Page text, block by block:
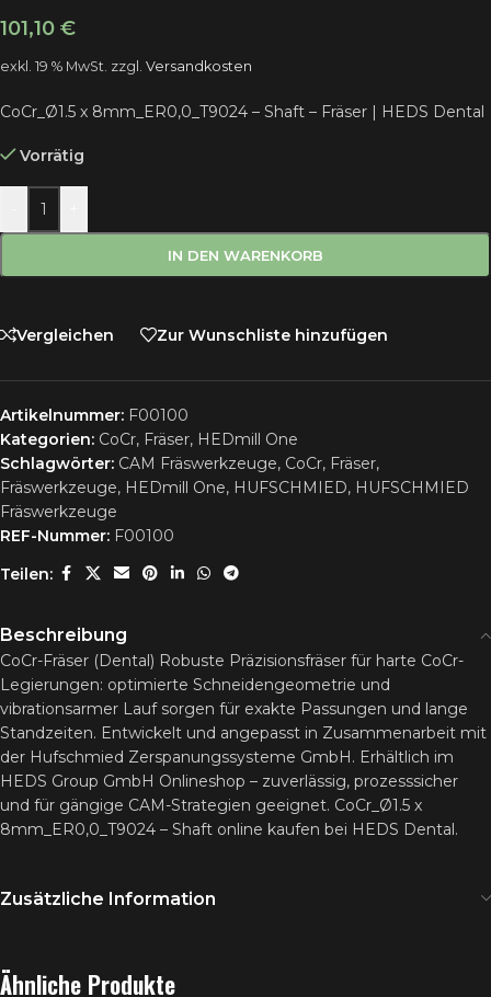
101,10 €
exkl. 19 % MwSt. zzgl. Versandkosten
CoCr_Ø1.5 x 8mm_ER0,0_T9024 – Shaft – Fräser | HEDS Dental
Vorrätig
IN DEN WARENKORB
Vergleichen Zur Wunschliste hinzufügen
Artikelnummer: F00100
Kategorien: CoCr, Fräser, HEDmill One
Schlagwörter: CAM Fräswerkzeuge, CoCr, Fräser,
Fräswerkzeuge, HEDmill One, HUFSCHMIED, HUFSCHMIED
Fräswerkzeuge
REF-Nummer: F00100
Teilen:
Beschreibung
CoCr-Fräser (Dental) Robuste Präzisionsfräser für harte CoCr-
Legierungen: optimierte Schneidengeometrie und
vibrationsarmer Lauf sorgen für exakte Passungen und lange
Standzeiten. Entwickelt und angepasst in Zusammenarbeit mit
der Hufschmied Zerspanungssysteme GmbH. Erhältlich im
HEDS Group GmbH Onlineshop – zuverlässig, prozesssicher
und für gängige CAM-Strategien geeignet. CoCr_Ø1.5 x
8mm_ER0,0_T9024 – Shaft online kaufen bei HEDS Dental.
Zusätzliche Information
Ähnliche Produkte